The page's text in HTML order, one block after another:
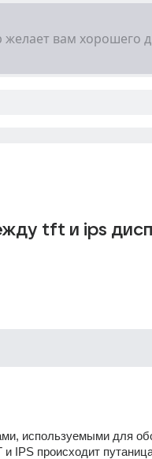
tft и ips
используемыми для
и IPS происходит